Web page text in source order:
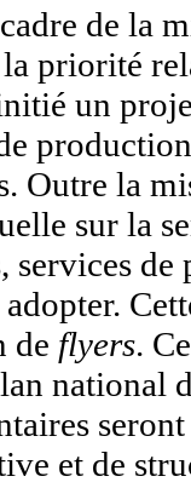
de la
priorité
un
production
Outre la
sur la
services
de flyers.
national
et de